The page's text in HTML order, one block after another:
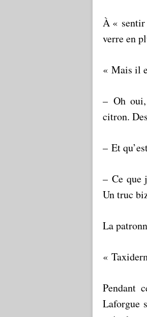
À « sentir
verre en
« Mais il
– Oh
citron.
– Et
– Ce que
Un truc
La
«
Pendant
Laforgue